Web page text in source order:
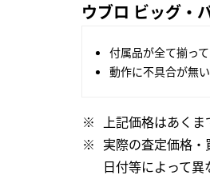
ウブロ ビッグ・
付属品が全て揃っ
動作に不具合が無
上記価格はあく
実際の査定価格
日付等によって異